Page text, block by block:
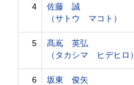
4
佐藤 誠
（サトウ マコト）
5
髙嶌 英弘
（タカシマ ヒデヒロ）
6
坂東 俊矢